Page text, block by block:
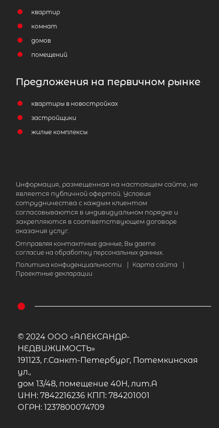
квартир
комнат
домов
помещений
Предложения на первичном рынке
квартиры в новостройках
застройщики
жилые комплексы
Информация, размещенная на настоящем сайте, не
является публичной офертой. Условия
сотрудничества с каждым клиентом
согласовываются в индивидуальном порядке и
закрепляются в соответствующем договоре
оказания услуг.
Отправляя контактные данные, Вы даете
согласие на обработку персональных данных.
Политика конфиденциальности
Карта сайта
Проектные декларации
© 2024 ООО «АЛЕКСАНДР-
НЕДВИЖИМОСТЬ»
191123, г.Санкт-Петербург, Потемкинская
ул.,
дом 13/48, помещение 40Н, лит.А
ИНН: 7842216236 КПП: 784201001
ОГРН: 1237800074709